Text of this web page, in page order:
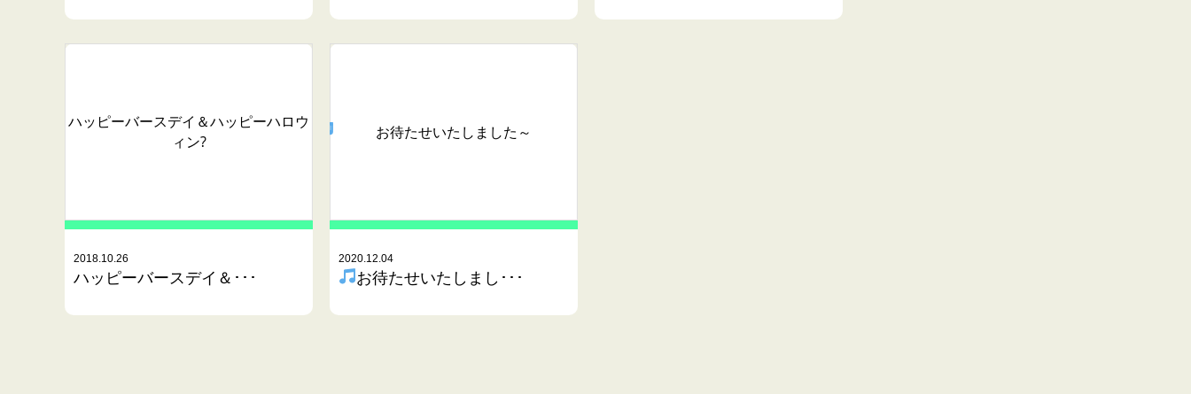
ハッピーバースデイ＆ハッピーハロウ
ィン?
2018.10.26
ハッピーバースデイ＆･･･
お待たせいたしました～
2020.12.04
お待たせいたしまし･･･